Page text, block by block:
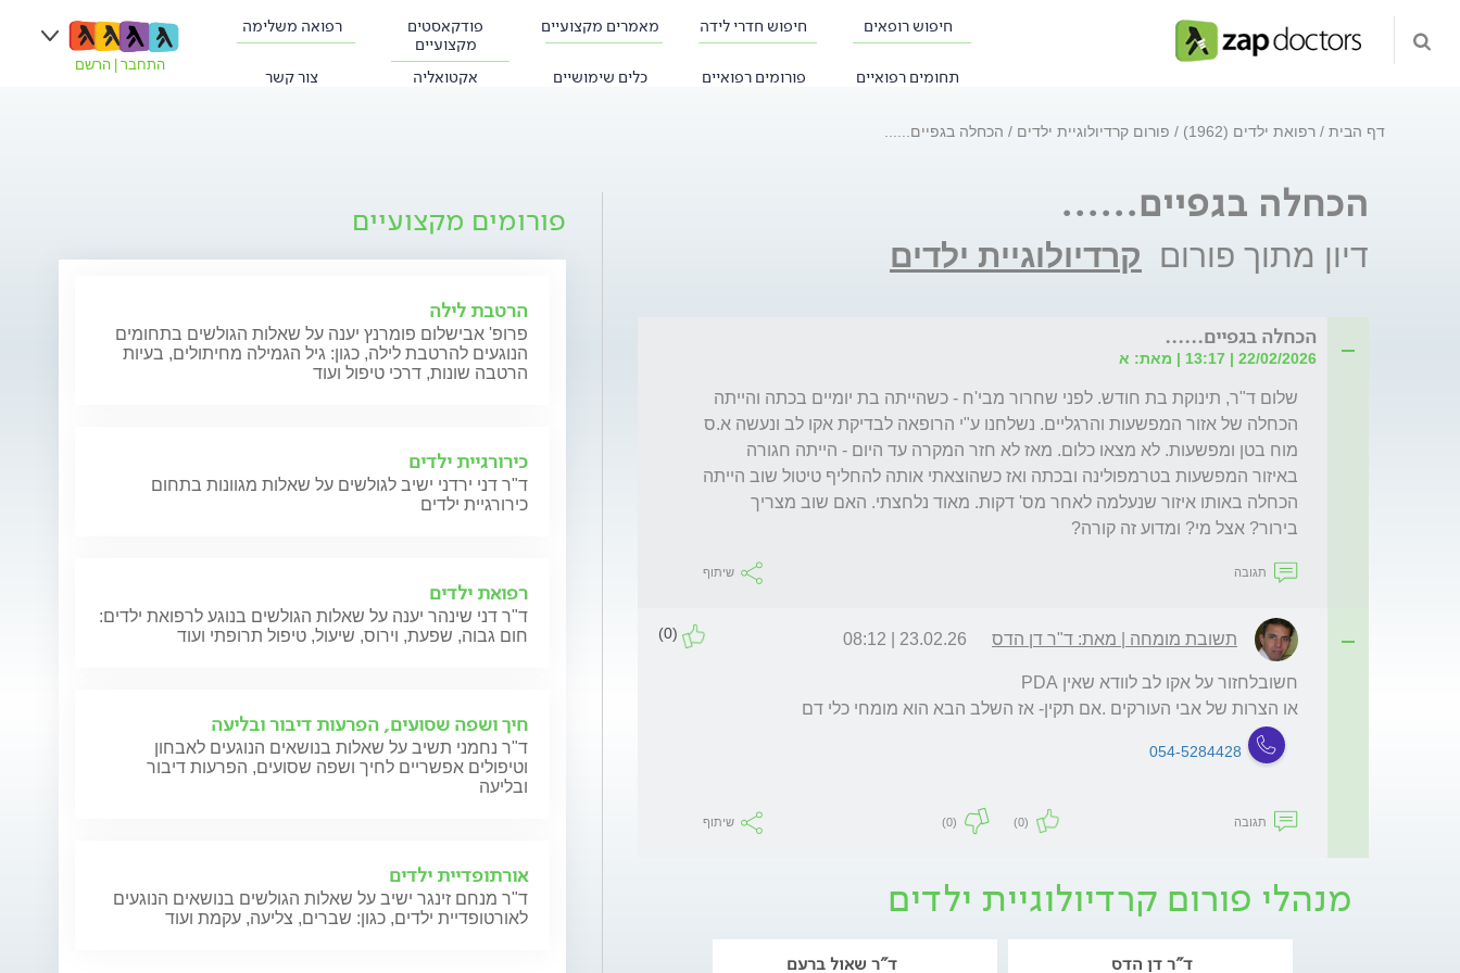
חיפוש רופאים חיפוש חדרי לידה מאמרים מקצועיים
פודקאסטים
מקצועיים
רפואה משלימה
תחומים רפואיים פורומים רפואיים כלים שימושיים אקטואליה צור קשר
התחבר הרשם
דף הבית רפואת ילדים (1962) פורום קרדיולוגיית ילדים הכחלה בגפיים......
הכחלה בגפיים......
דיון מתוך פורום קרדיולוגיית ילדים
הכחלה בגפיים......
22/02/2026 | 13:17 | מאת: א
בירור? אצל מי? ומדוע זה קורה?
תגובה שיתוף
תשובת מומחה | מאת: ד"ר דן הדס 23.02.26 | 08:12
(0)
או הצרות של אבי העורקים .אם תקין- אז השלב הבא הוא מומחי כלי דם
054-5284428
תגובה (0)
(0) שיתוף
מנהלי פורום קרדיולוגיית ילדים
ד"ר שאול ברעם
ד"ר דן הדס
פורומים מקצועיים
הרטבת לילה
פרופ' אבישלום פומרנץ יענה על שאלות הגולשים בתחומים
הנוגעים להרטבת לילה, כגון: גיל הגמילה מחיתולים, בעיות
הרטבה שונות, דרכי טיפול ועוד
כירורגיית ילדים
ד"ר דני ירדני ישיב לגולשים על שאלות מגוונות בתחום
כירורגיית ילדים
רפואת ילדים
ד"ר דני שינהר יענה על שאלות הגולשים בנוגע לרפואת ילדים:
חום גבוה, שפעת, וירוס, שיעול, טיפול תרופתי ועוד
חיך ושפה שסועים, הפרעות דיבור ובליעה
ד"ר נחמני תשיב על שאלות בנושאים הנוגעים לאבחון
וטיפולים אפשריים לחיך ושפה שסועים, הפרעות דיבור
ובליעה
אורתופדיית ילדים
ד"ר מנחם זינגר ישיב על שאלות הגולשים בנושאים הנוגעים
לאורטופדיית ילדים, כגון: שברים, צליעה, עקמת ועוד